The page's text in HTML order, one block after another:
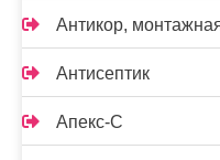
Антикор,
Антисептик
Апекс-С